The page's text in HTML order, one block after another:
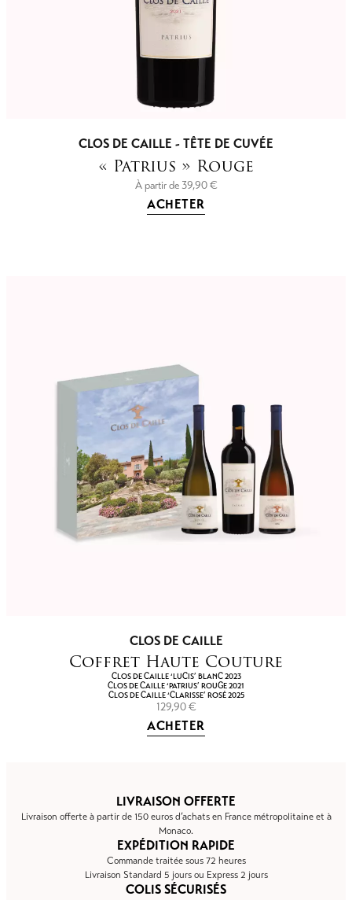
CLOS DE CAILLE - TÊTE DE CUVÉE
« Patrius » Rouge
À partir de 39,90€
ACHETER
CLOS DE CAILLE
Coffret Haute Couture
CLOS DE CAILLE ‘LUCIS’ BLANC 2023
CLOS DE CAILLE ‘PATRIUS’ ROUGE 2021
CLOS DE CAILLE ‘CLARISSE’ ROSÉ 2025
129,90€
ACHETER
LIVRAISON OFFERTE
Livraison offerte à partir de 150 euros d’achats en France métropolitaine et à
Monaco.
EXPÉDITION RAPIDE
Commande traitée sous 72 heures
Livraison Standard 5 jours ou Express 2 jours
COLIS SÉCURISÉS